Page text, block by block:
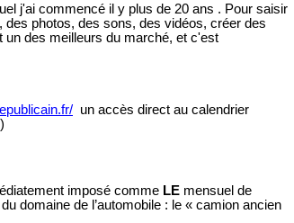
j'ai commencé il y plus de 20 ans . Pour saisir
photos, des sons, des vidéos, créer des
des meilleurs du marché, et c'est
un accès direct au calendrier
imposé comme LE mensuel de
domaine de l’automobile : le « camion ancien